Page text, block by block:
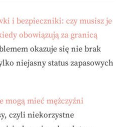
i bezpieczniki: czy musisz je
obowiązują za granicą
okazuje się nie brak
niejasny status zapasowych
mogą mieć mężczyźni
czyli niekorzystne